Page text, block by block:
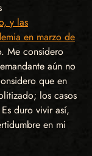
y las
en marzo de
Me considero
aún no
que en
los casos
duro vivir así,
en mi